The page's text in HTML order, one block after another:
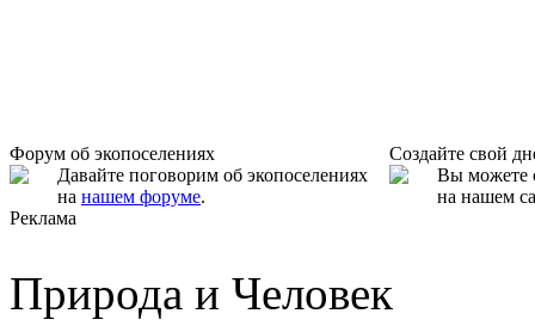
Форум об экопоселениях
Давайте поговорим об экопоселениях
на нашем форуме.
Создайте свой
Вы можете
на нашем
Реклама
Природа и Человек